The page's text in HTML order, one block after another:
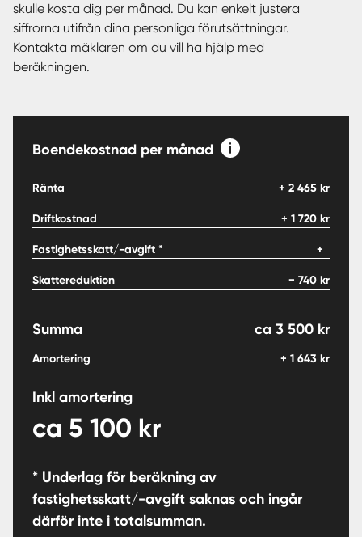
skulle kosta dig per månad. Du kan enkelt justera
siffrorna utifrån dina personliga förutsättningar.
Kontakta mäklaren om du vill ha hjälp med
beräkningen.
Boendekostnad per månad
Ränta + 2 465 kr
Driftkostnad + 1 720 kr
Fastighetsskatt/-avgift * +
Skattereduktion − 740 kr
Summa ca 3 500 kr
Amortering + 1 643 kr
Inkl amortering
ca 5 100 kr
* Underlag för beräkning av
fastighetsskatt/-avgift saknas och ingår
därför inte i totalsumman.